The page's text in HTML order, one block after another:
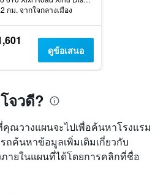
กม. จากใจกลางเมือง
ดูข้อเสนอ
จวดี?
ณวางแผนจะไปเพื่อค้นหาโรงแรม
ถค้นหาข้อมูลเพิ่มเติมเกี่ยวกับ
ภายในแผนที่ได้โดยการคลิกที่ชื่อ